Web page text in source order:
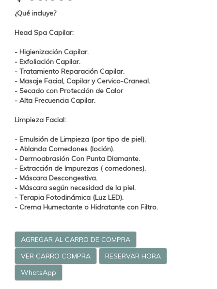
¿Qué incluye?
Head Spa Capilar:
- Higienización Capilar.
- Exfoliación Capilar.
- Tratamiento Reparación Capilar.
- Masaje Facial, Capilar y Cervico-Craneal.
- Secado con Protección de Calor
- Alta Frecuencia Capilar.
Limpieza Facial:
- Emulsión de Limpieza (por tipo de piel).
- Ablanda Comedones (loción).
- Dermoabrasión Con Punta Diamante.
- Extracción de Impurezas ( comedones).
- Máscara Descongestiva.
- Máscara según necesidad de la piel.
- Terapia Fotodinámica (Luz LED).
- Crema Humectante o Hidratante con Filtro.
AGREGAR AL CARRO DE COMPRA
VER CARRO COMPRA
RESERVAR HORA
WhatsApp